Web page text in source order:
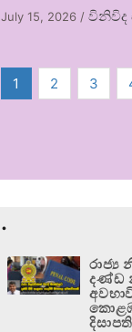
July 15, 2026 /විනිවිද
1 2 3
.
රාජ්‍ය
දණ්ඩ
දිසාපති